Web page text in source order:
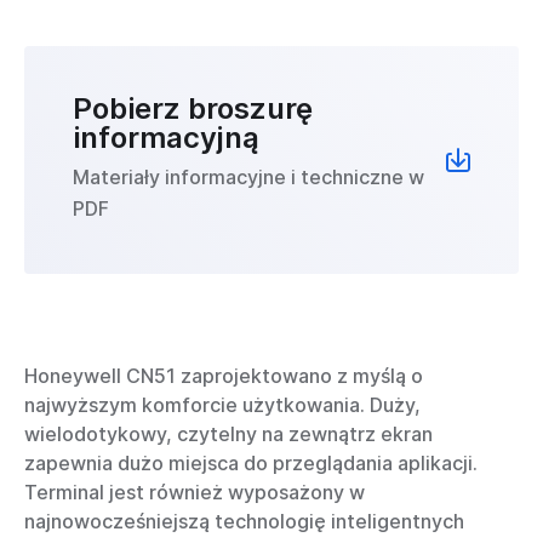
Pobierz broszurę
informacyjną
Materiały informacyjne i techniczne w
PDF
Honeywell CN51 zaprojektowano z myślą o
najwyższym komforcie użytkowania. Duży,
wielodotykowy, czytelny na zewnątrz ekran
zapewnia dużo miejsca do przeglądania aplikacji.
Terminal jest również wyposażony w
najnowocześniejszą technologię inteligentnych